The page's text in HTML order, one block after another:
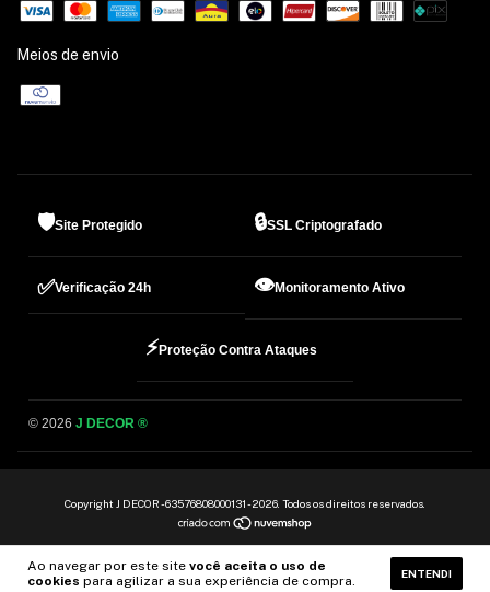
Ao navegar por este site você aceita o uso de
cookies para agilizar a sua experiência de compra. ENTENDI
Meios de envio
🛡️Site Protegido 🔒SSL Criptografado
✅Verificação 24h 👁️Monitoramento Ativo
⚡Proteção Contra Ataques
© 2026 J DECOR ®
Copyright J DECOR - 63576808000131 - 2026. Todos os direitos reservados.